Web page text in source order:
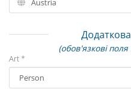
(обов'язкові
Art *